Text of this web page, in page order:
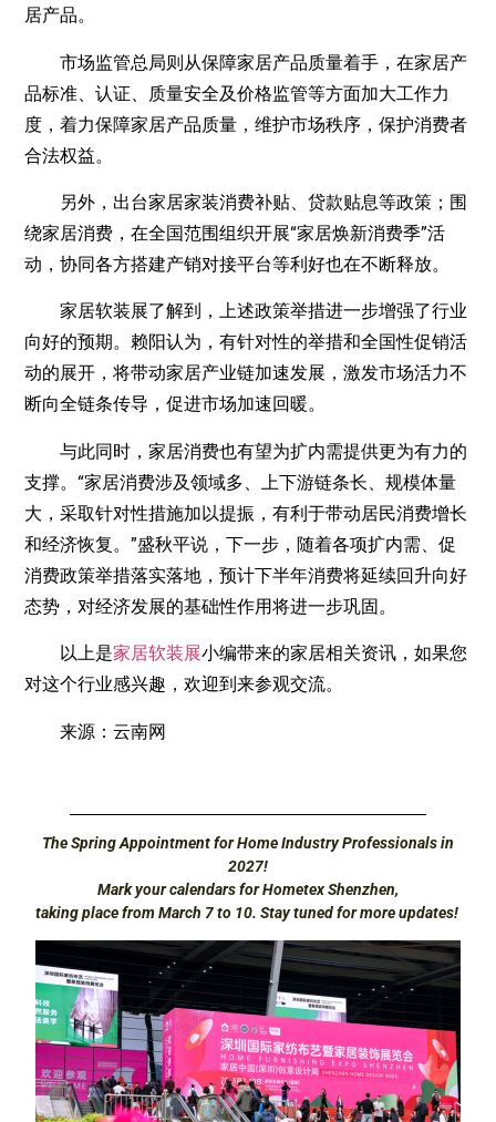
居产品。
市场监管总局则从保障家居产品质量着手，在家居产
品标准、认证、质量安全及价格监管等方面加大工作力
度，着力保障家居产品质量，维护市场秩序，保护消费者
合法权益。
另外，出台家居家装消费补贴、贷款贴息等政策；围
绕家居消费，在全国范围组织开展“家居焕新消费季”活
动，协同各方搭建产销对接平台等利好也在不断释放。
家居软装展了解到，上述政策举措进一步增强了行业
向好的预期。赖阳认为，有针对性的举措和全国性促销活
动的展开，将带动家居产业链加速发展，激发市场活力不
断向全链条传导，促进市场加速回暖。
与此同时，家居消费也有望为扩内需提供更为有力的
支撑。“家居消费涉及领域多、上下游链条长、规模体量
大，采取针对性措施加以提振，有利于带动居民消费增长
和经济恢复。”盛秋平说，下一步，随着各项扩内需、促
消费政策举措落实落地，预计下半年消费将延续回升向好
态势，对经济发展的基础性作用将进一步巩固。
以上是家居软装展小编带来的家居相关资讯，如果您
对这个行业感兴趣，欢迎到来参观交流。
来源：云南网
The Spring Appointment for Home Industry Professionals in
2027!
Mark your calendars for Hometex Shenzhen,
taking place from March 7 to 10. Stay tuned for more updates!